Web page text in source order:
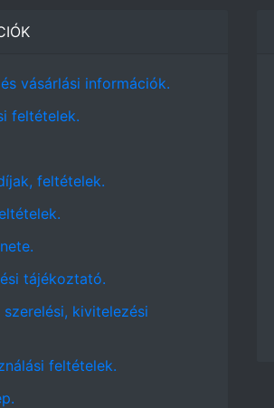
vásárlási információk.
feltételek.
feltételek.
tájékoztató.
szerelési, kivitelezési
feltételek.